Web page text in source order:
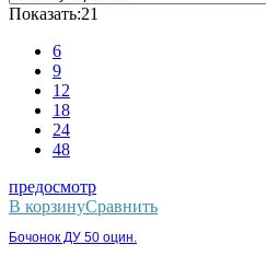
Показать:21
6
9
12
18
24
48
предосмотр
В корзинуСравнить
Бочонок ДУ 50 оцин.